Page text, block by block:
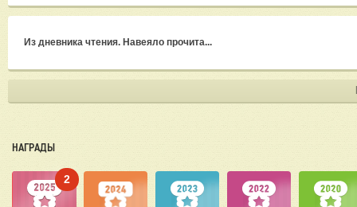
Из дневника чтения. Навеяло прочита...
НАГРАДЫ
2